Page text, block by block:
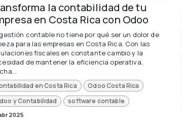
la contabilidad de tu
en Costa Rica con Odoo
contable no tiene por qué ser un dolor de
para las empresas en Costa Rica. Con las
fiscales en constante cambio y la
de mantener la eficiencia operativa,
en Costa Rica
Odoo Costa Rica
y Contabilidad
software contable
2025